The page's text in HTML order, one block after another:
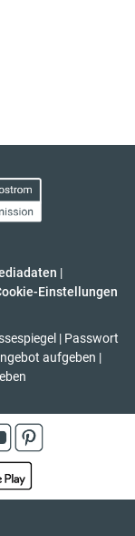
|
Einstellungen
| Passwort
aufgeben |